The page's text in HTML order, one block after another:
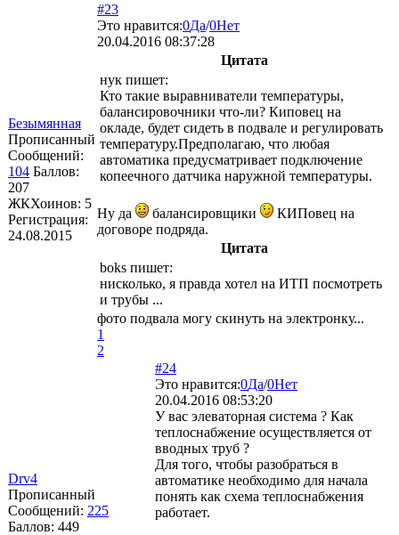
Безымянная
Прописанный
Сообщений:
104 Баллов:
207
ЖКХоинов: 5
Регистрация:
24.08.2015
#23
Это нравится:0Да/0Нет
20.04.2016 08:37:28
Цитата
нук пишет:
Кто такие выравниватели температуры,
балансировочники что-ли? Киповец на
окладе, будет сидеть в подвале и регулировать
температуру.Предполагаю, что любая
автоматика предусматривает подключение
копеечного датчика наружной температуры.
Ну да балансировщики
КИПовец на
договоре подряда.
Цитата
boks пишет:
нисколько, я правда хотел на ИТП посмотреть
и трубы ...
фото подвала могу скинуть на электронку...
1
2
Drv4
Прописанный
Сообщений: 225
Баллов: 449
#24
Это нравится:0Да/0Нет
20.04.2016 08:53:20
У вас элеваторная система ? Как
теплоснабжение осуществляется от
вводных труб ?
Для того, чтобы разобраться в
автоматике необходимо для начала
понять как схема теплоснабжения
работает.